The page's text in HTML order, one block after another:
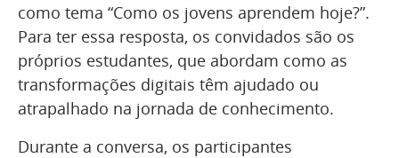
como tema “Como os jovens aprendem hoje?”.
Para ter essa resposta, os convidados são os
próprios estudantes, que abordam como as
transformações digitais têm ajudado ou
atrapalhado na jornada de conhecimento.
Durante a conversa, os participantes